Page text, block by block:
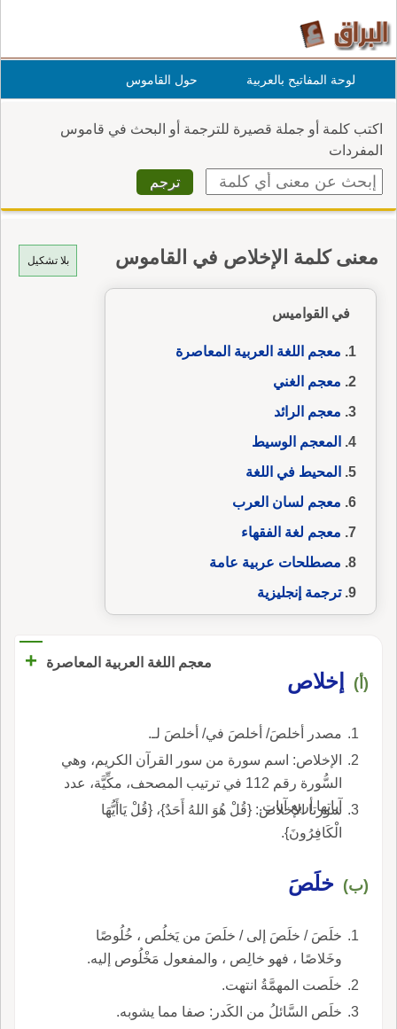
لوحة المفاتيح بالعربية حول القاموس
اكتب كلمة أو جملة قصيرة للترجمة أو البحث في قاموس
المفردات
بلا تشكيل معنى كلمة الإخلاص في القاموس
في القواميس
معجم اللغة العربية المعاصرة
معجم الغني
معجم الرائد
المعجم الوسيط
المحيط في اللغة
معجم لسان العرب
معجم لغة الفقهاء
مصطلحات عربية عامة
ترجمة إنجليزية
معجم اللغة العربية المعاصرة +
(أ) إخلاص
مصدر أخلصَ/ أخلصَ في/ أخلصَ لـ.
الإخلاص: اسم سورة من سور القرآن الكريم، وهي
السُّورة رقم 112 في ترتيب المصحف، مكِّيَّة، عدد
آياتها أربع آيات.
سورتا الإخلاص: {قُلْ هُوَ اللهُ أَحَدٌ}، {قُلْ يَاأَيُّهَا
الْكَافِرُونَ}.
(ب) خلَصَ
خلَصَ / خلَصَ إلى / خلَصَ من يَخلُص ، خُلُوصًا
وخَلاصًا ، فهو خالِص ، والمفعول مَخْلُوص إليه.
خلَصت المهمَّةُ انتهت.
خلَص السَّائلُ من الكَدر: صفا مما يشوبه.